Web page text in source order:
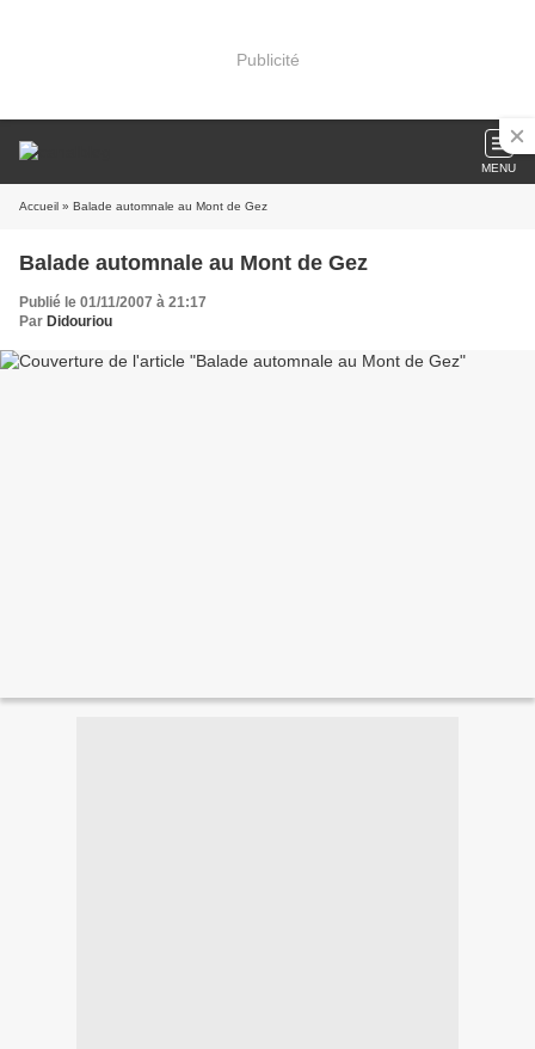
Publicité
MENU
Accueil » Balade automnale au Mont de Gez
Balade automnale au Mont de Gez
Publié le 01/11/2007 à 21:17
Par Didouriou